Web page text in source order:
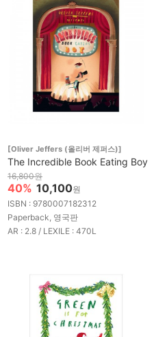
[Oliver Jeffers (올리버 제퍼스)]
The Incredible Book Eating Boy
16,800원
40% 10,100원
ISBN : 9780007182312
Paperback, 영국판
AR : 2.8 / LEXILE : 470L